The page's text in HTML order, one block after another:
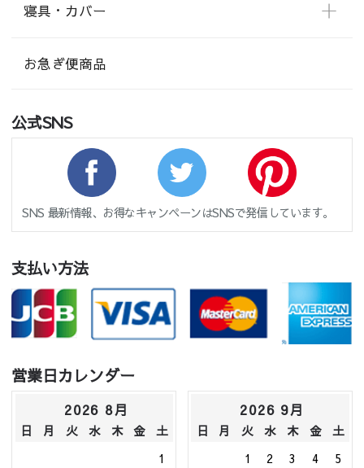
寝具・カバー
お急ぎ便商品
公式SNS
SNS 最新情報、お得なキャンペーンはSNSで発信しています。
支払い方法
営業日カレンダー
2026 8月
日 月 火 水 木 金
土
1
2026 9月
日 月 火 水 木 金
土
1
2 3 4
5